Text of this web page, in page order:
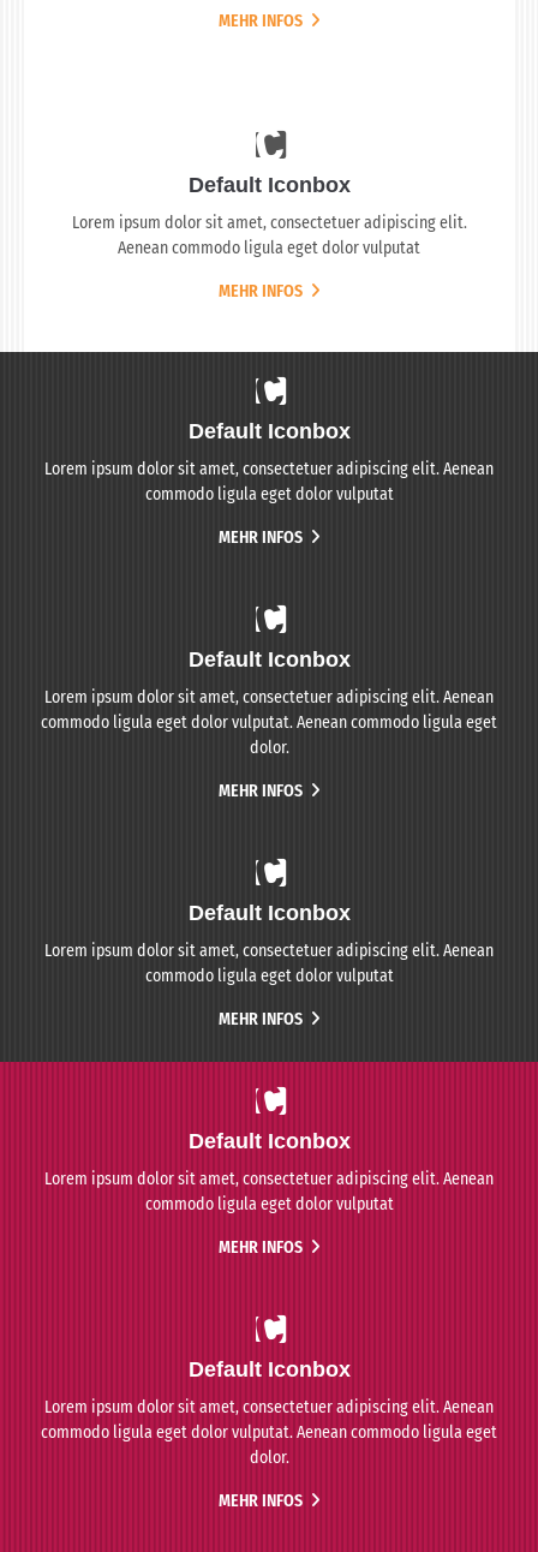
MEHR INFOS
Default Iconbox
Lorem ipsum dolor sit amet, consectetuer adipiscing elit.
Aenean commodo ligula eget dolor vulputat
MEHR INFOS
Default Iconbox
Lorem ipsum dolor sit amet, consectetuer adipiscing elit. Aenean
commodo ligula eget dolor vulputat
MEHR INFOS
Default Iconbox
Lorem ipsum dolor sit amet, consectetuer adipiscing elit. Aenean
commodo ligula eget dolor vulputat. Aenean commodo ligula eget
dolor.
MEHR INFOS
Default Iconbox
Lorem ipsum dolor sit amet, consectetuer adipiscing elit. Aenean
commodo ligula eget dolor vulputat
MEHR INFOS
Default Iconbox
Lorem ipsum dolor sit amet, consectetuer adipiscing elit. Aenean
commodo ligula eget dolor vulputat
MEHR INFOS
Default Iconbox
Lorem ipsum dolor sit amet, consectetuer adipiscing elit. Aenean
commodo ligula eget dolor vulputat. Aenean commodo ligula eget
dolor.
MEHR INFOS